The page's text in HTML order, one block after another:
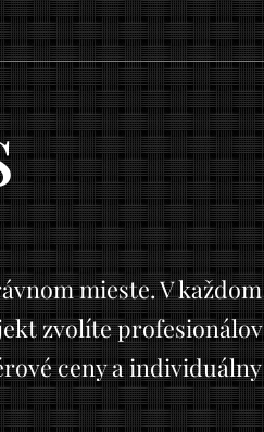
mieste. V každom
zvolíte profesionálov
ceny a individuálny